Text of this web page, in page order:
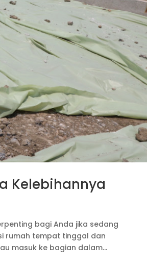
Kelebihannya
bagi Anda jika sedang
rumah tempat tinggal dan
masuk ke bagian dalam...